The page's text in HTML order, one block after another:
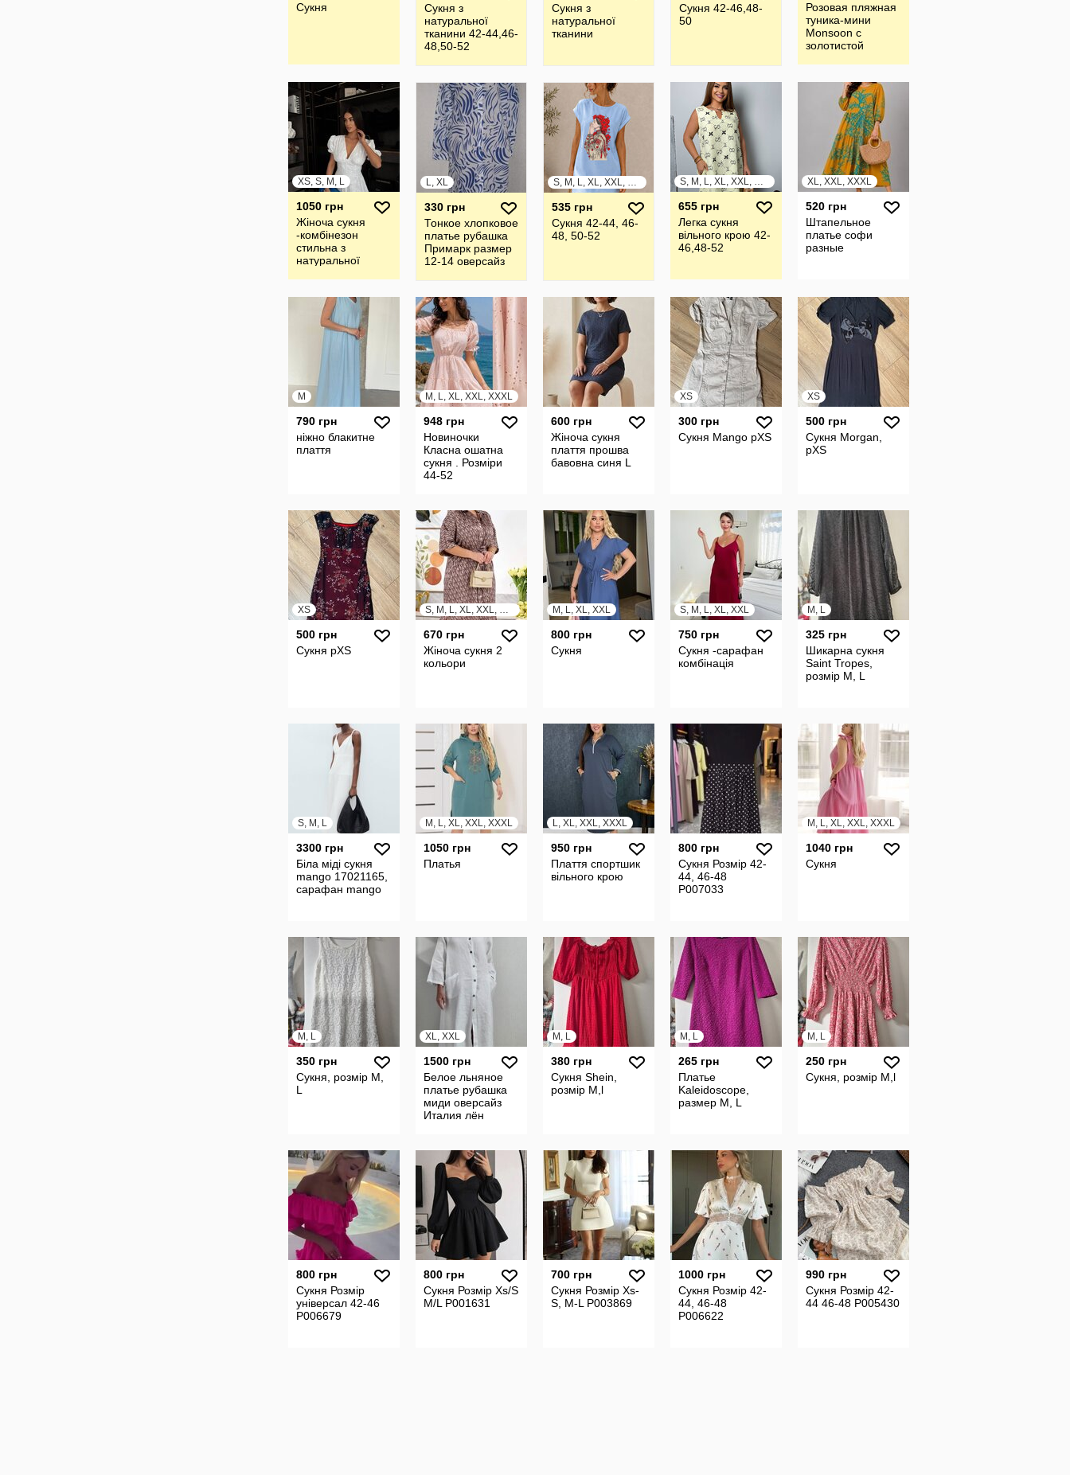
Сукня
Сукня з
натуральної
тканини 42-44,46-
48,50-52
Сукня з
натуральної
тканини
Сукня 42-46,48-
50
Розовая пляжная
туника-мини
Monsoon с
золотистой
размер S
XS, S, M, L
1050 грн
Жіноча сукня
-комбінезон
стильна з
натуральної
L, XL
330 грн
Тонкое хлопковое
платье рубашка
Примарк размер
12-14 оверсайз
S, M, L, XL, XXL, XXXL
535 грн
Сукня 42-44, 46-
48, 50-52
S, M, L, XL, XXL, XXXL
655 грн
Легка сукня
вільного крою 42-
46,48-52
XL, XXL, XXXL
520 грн
Штапельное
платье софи
разные
M
790 грн
ніжно блакитне
плаття
M, L, XL, XXL, XXXL
948 грн
Новиночки
Класна ошатна
сукня . Розміри
44-52
600 грн
Жіноча сукня
плаття прошва
бавовна синя L
XS
300 грн
Сукня Mango pXS
XS
500 грн
Сукня Morgan,
рXS
XS
500 грн
Сукня рXS
S, M, L, XL, XXL, XXXL
670 грн
Жіноча сукня 2
кольори
M, L, XL, XXL
800 грн
Сукня
S, M, L, XL, XXL
750 грн
Сукня -сарафан
комбінація
M, L
325 грн
Шикарна сукня
Saint Tropes,
розмір М, L
S, M, L
3300 грн
Біла міді сукня
mango 17021165,
сарафан mango
M, L, XL, XXL, XXXL
1050 грн
Платья
L, XL, XXL, XXXL
950 грн
Плаття спортшик
вільного крою
800 грн
Сукня Розмір 42-
44, 46-48
P007033
M, L, XL, XXL, XXXL
1040 грн
Сукня
M, L
350 грн
Сукня, розмір М,
L
XL, XXL
1500 грн
Белое льняное
платье рубашка
миди оверсайз
Италия лён
M, L
380 грн
Сукня Shein,
розмір М,l
M, L
265 грн
Платье
Kaleidoscope,
размер М, L
M, L
250 грн
Сукня, розмір М,l
800 грн
Сукня Розмір
універсал 42-46
P006679
800 грн
Сукня Розмір Xs/S
M/L P001631
700 грн
Сукня Розмір Xs-
S, M-L P003869
1000 грн
Сукня Розмір 42-
44, 46-48
P006622
990 грн
Сукня Розмір 42-
44 46-48 P005430